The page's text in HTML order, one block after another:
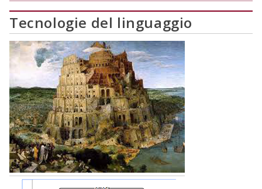
Tecnologie del linguaggio